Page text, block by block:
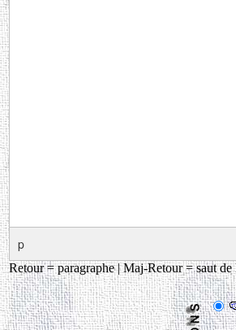
p
Retour = paragraphe | Maj-Retour = saut de